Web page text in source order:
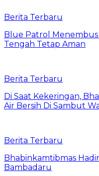
Berita Terbaru
Blue Patrol Menembus
Tengah Tetap Aman
Berita Terbaru
Di Saat Kekeringan,
Air Bersih Di Sambut
Berita Terbaru
Bhabinkamtibmas
Bambadaru